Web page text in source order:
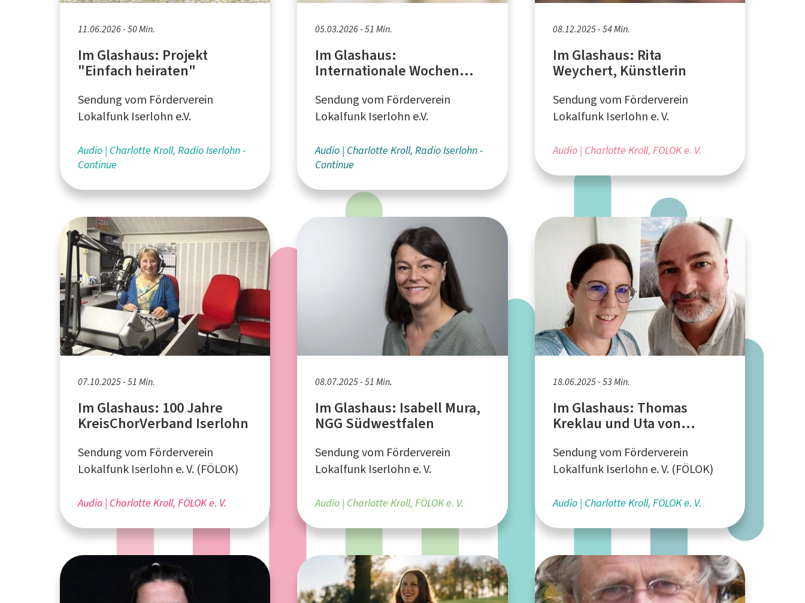
11.06.2026 - 50 Min.
Im Glashaus: Projekt
"Einfach heiraten"
Sendung vom Förderverein
Lokalfunk Iserlohn e.V.
Audio Charlotte Kroll, Radio Iserlohn -
Continue
05.03.2026 - 51 Min.
Im Glashaus:
Internationale Wochen
Sendung vom Förderverein
Lokalfunk Iserlohn e.V.
Audio Charlotte Kroll, Radio Iserlohn -
Continue
08.12.2025 - 54 Min.
Im Glashaus: Rita
Weychert, Künstlerin
Sendung vom Förderverein
Lokalfunk Iserlohn e. V.
Audio Charlotte Kroll, FÖLOK e. V.
07.10.2025 - 51 Min.
Im Glashaus: 100 Jahre
KreisChorVerband Iserlohn
Sendung vom Förderverein
Lokalfunk Iserlohn e. V. (FÖLOK)
Audio Charlotte Kroll, FÖLOK e. V.
08.07.2025 - 51 Min.
Im Glashaus: Isabell Mura,
NGG Südwestfalen
Sendung vom Förderverein
Lokalfunk Iserlohn e. V.
Audio Charlotte Kroll, FÖLOK e. V.
18.06.2025 - 53 Min.
Im Glashaus: Thomas
Kreklau und Uta von
Caritas Iserlohn
Sendung vom Förderverein
Lokalfunk Iserlohn e. V. (FÖLOK)
Audio Charlotte Kroll, FÖLOK e. V.